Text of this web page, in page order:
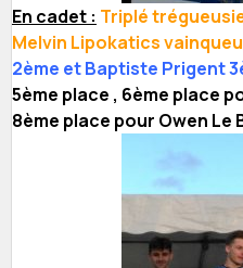
En cadet : Triplé
Melvin Lipokatics
2ème et Baptiste Prigent
5ème place , 6ème place
8ème place pour Owen Le